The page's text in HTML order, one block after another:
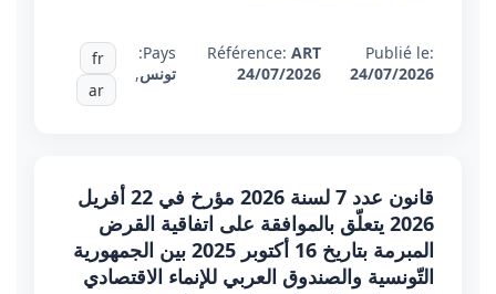
Publié le:
24/07/2026
Référence:ART
24/07/2026
Pays:
تونس,
fr
ar
قانون عدد 7 لسنة 2026 مؤرخ في 22 أفريل
2026 يتعلّق بالموافقة على اتفاقية القرض
المبرمة بتاريخ 16 أكتوبر 2025 بين الجمهورية
التّونسية والصندوق العربي للإنماء الاقتصادي